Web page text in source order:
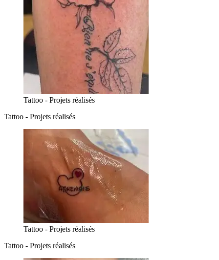
Tattoo - Projets réalisés
Tattoo - Projets réalisés
Tattoo - Projets réalisés
Tattoo - Projets réalisés